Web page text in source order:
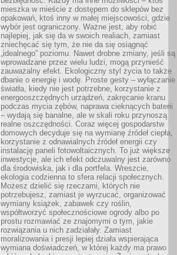
mieszka w mieście z dostępem do sklepów bez
opakowań, ktoś inny w małej miejscowości, gdzie
wybór jest ograniczony. Ważne jest, aby robić
najlepiej, jak się da w swoich realiach, zamiast
zniechęcać się tym, że nie da się osiągnąć
„idealnego” poziomu. Nawet drobne zmiany, jeśli są
wprowadzane przez wielu ludzi, mogą przynieść
zauważalny efekt. Ekologiczny styl życia to także
dbanie o energię i wodę. Proste gesty – wyłączanie
światła, kiedy nie jest potrzebne, korzystanie z
energooszczędnych urządzeń, zakręcanie kranu
podczas mycia zębów, naprawa cieknących baterii
– wydają się banalne, ale w skali roku przynoszą
realne oszczędności. Coraz więcej gospodarstw
domowych decyduje się na wymianę źródeł ciepła,
korzystanie z odnawialnych źródeł energii czy
instalację paneli fotowoltaicznych. To już większe
inwestycje, ale ich efekt odczuwalny jest zarówno
dla środowiska, jak i dla portfela. Wreszcie,
ekologia codzienna to sfera relacji społecznych.
Możesz dzielić się rzeczami, których nie
potrzebujesz, zamiast je wyrzucać, organizować
wymiany książek, zabawek czy roślin,
współtworzyć społecznościowe ogrody albo po
prostu rozmawiać ze znajomymi o tym, jakie
rozwiązania u nich zadziałały. Zamiast
moralizowania i presji lepiej działa wspierająca
wymiana doświadczeń, w której każdy ma prawo